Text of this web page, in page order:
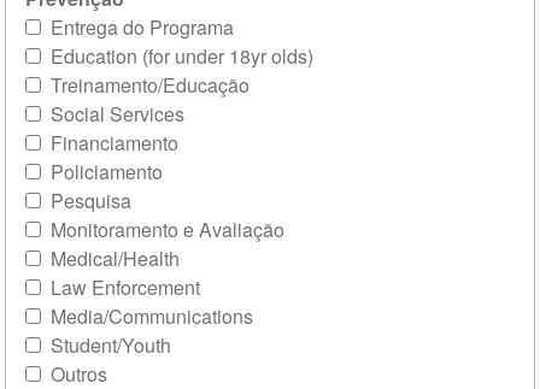
Entrega do Programa
Education (for under 18yr olds)
Treinamento/Educação
Social Services
Financiamento
Policiamento
Pesquisa
Monitoramento e Avaliação
Medical/Health
Law Enforcement
Media/Communications
Student/Youth
Outros